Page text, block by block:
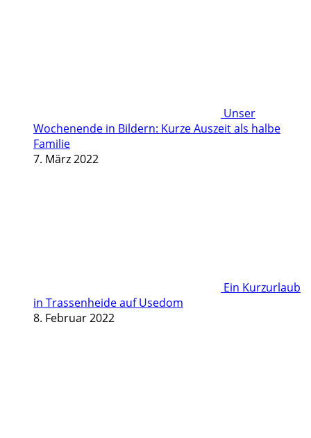
Unser
Wochenende in Bildern: Kurze Auszeit als halbe
Familie
7. März 2022
Ein Kurzurlaub
in Trassenheide auf Usedom
8. Februar 2022